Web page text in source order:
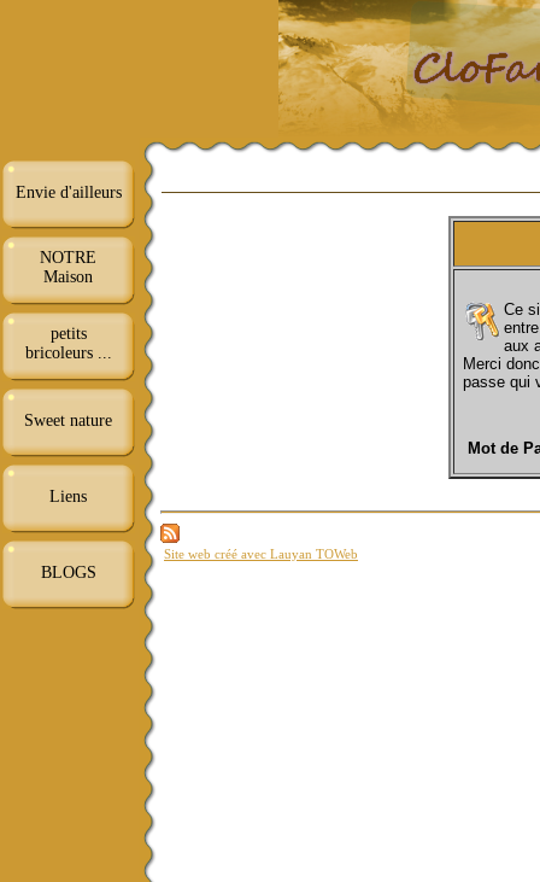
Envie d'ailleurs
NOTRE
Maison
petits
bricoleurs ...
Sweet nature
Liens
BLOGS
Ce
aux
Merci
passe qui
Mot de
Site web créé avec Lauyan TOWeb